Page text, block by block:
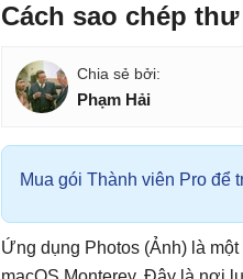
Cách sao chép
Phạm Hải
Mua gói Thành viên Pro để
Ứng dụng Photos (Ảnh) là